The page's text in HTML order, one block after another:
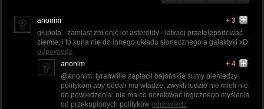
anonim
+ 3
głupota - zamiast zmienić lot asteroidy - łatwiej przeteleportować
ziemie, i to kurła nie do innego układu słonecznego a galaktyki xD
odpowiedz
anonim
+ 4
@anonim: tyranwille zapłacił bajońskie sumy pieniędzy
politykom aby oddali mu władze, zwykli ludzie nie mieli nic
do powiedzenia, nie ma co oczekiwać logicznego myślenia
od przekupionych polityków odpowiedz